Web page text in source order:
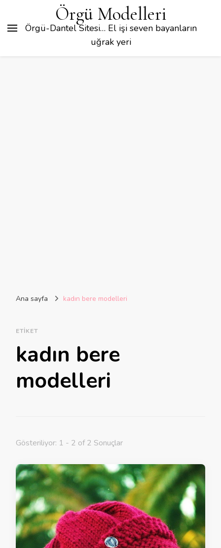
Örgü Modelleri
Örgü-Dantel Sitesi… El işi seven bayanların
uğrak yeri
Ana sayfa kadın bere modelleri
ETIKET
kadın bere
modelleri
Gösteriliyor: 1 - 2 of 2 Sonuçlar